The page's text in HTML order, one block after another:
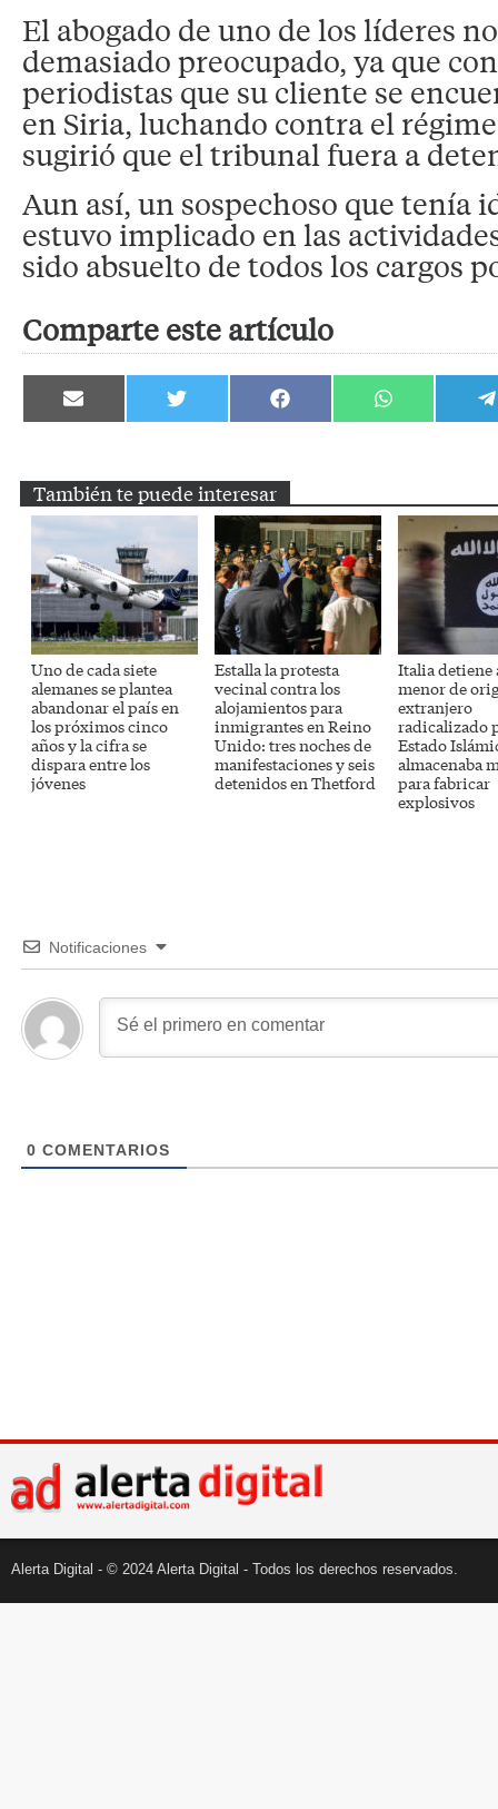
El abogado de uno de los líderes
demasiado preocupado, ya que
periodistas que su cliente se
en Siria, luchando contra el
sugirió que el tribunal fuera a
Aun así, un sospechoso que tenía
estuvo implicado en las
sido absuelto de todos los cargos
Comparte este artículo
Compartir
en
Compartir
en
Compartir
en
Compartir
en
También te puede interesar
Uno de cada siete
alemanes se plantea
abandonar el país en
los próximos cinco
años y la cifra se
dispara entre los
jóvenes
Estalla la protesta
vecinal contra los
alojamientos para
inmigrantes en Reino
Unido: tres noches de
manifestaciones y seis
detenidos en Thetford
Italia detiene
menor de
extranjero
radicalizado
Estado
almacenaba
para fabricar
explosivos
Notificaciones
0 COMENTARIOS
Alerta Digital - © 2024 Alerta Digital - Todos los derechos reservados.